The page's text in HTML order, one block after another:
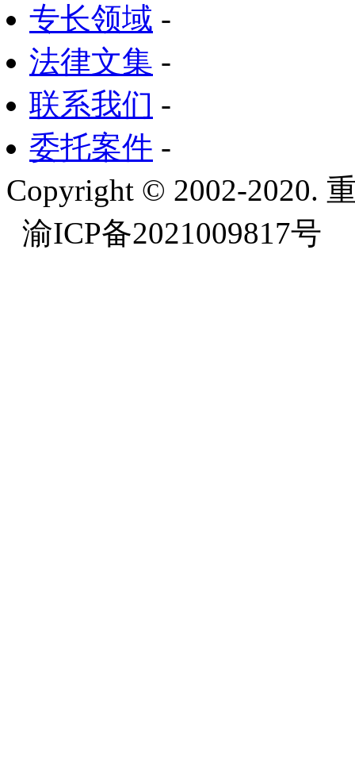
专长领域 -
法律文集 -
联系我们 -
委托案件 -
Copyright © 2002-2020.
渝ICP备2021009817号